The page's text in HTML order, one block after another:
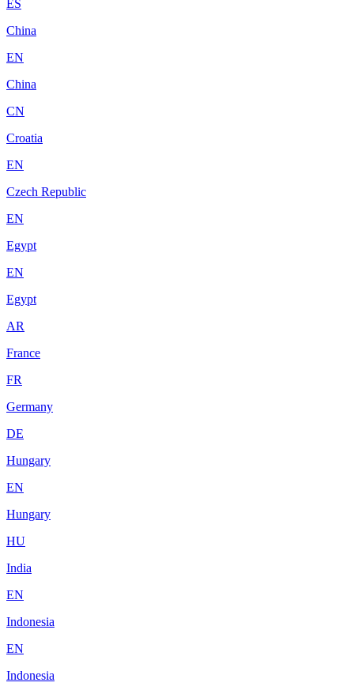
ES
China
EN
China
CN
Croatia
EN
Czech Republic
EN
Egypt
EN
Egypt
AR
France
FR
Germany
DE
Hungary
EN
Hungary
HU
India
EN
Indonesia
EN
Indonesia